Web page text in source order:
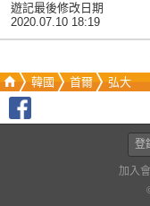
遊記最後修改日期
2020.07.10 18:19
韓國
首爾
弘大
登
加入